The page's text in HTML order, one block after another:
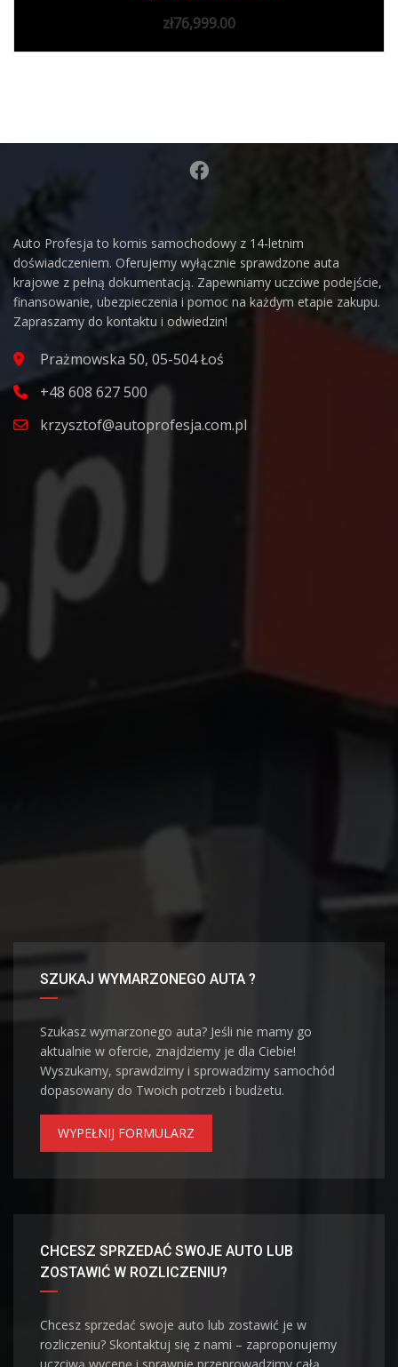
zł76,999.00
Auto Profesja to komis samochodowy z 14-letnim
doświadczeniem. Oferujemy wyłącznie sprawdzone auta
krajowe z pełną dokumentacją. Zapewniamy uczciwe podejście,
finansowanie, ubezpieczenia i pomoc na każdym etapie zakupu.
Zapraszamy do kontaktu i odwiedzin!
Prażmowska 50, 05-504 Łoś
+48 608 627 500
krzysztof@autoprofesja.com.pl
SZUKAJ WYMARZONEGO AUTA ?
Szukasz wymarzonego auta? Jeśli nie mamy go
aktualnie w ofercie, znajdziemy je dla Ciebie!
Wyszukamy, sprawdzimy i sprowadzimy samochód
dopasowany do Twoich potrzeb i budżetu.
WYPEŁNIJ FORMULARZ
CHCESZ SPRZEDAĆ SWOJE AUTO LUB
ZOSTAWIĆ W ROZLICZENIU?
Chcesz sprzedać swoje auto lub zostawić je w
rozliczeniu? Skontaktuj się z nami – zaproponujemy
uczciwą wycenę i sprawnie przeprowadzimy całą